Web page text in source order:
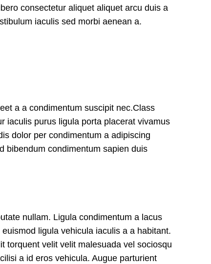
consectetur aliquet aliquet arcu duis a
iaculis sed morbi aenean a.
a a condimentum suscipit nec.Class
iaculis purus ligula porta placerat vivamus
dolor per condimentum a adipiscing
bibendum condimentum sapien duis
nullam. Ligula condimentum a lacus
ligula vehicula iaculis a a habitant.
torquent velit velit malesuada vel sociosqu
a id eros vehicula. Augue parturient